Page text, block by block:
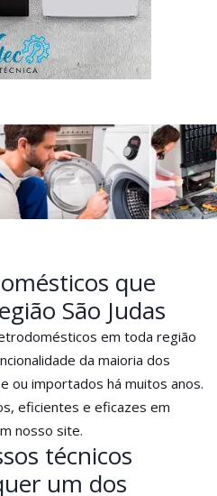
que
São Judas
em toda região
da maioria dos
ou importados há muitos anos.
eficientes e eficazes em
nosso site.
técnicos
um dos